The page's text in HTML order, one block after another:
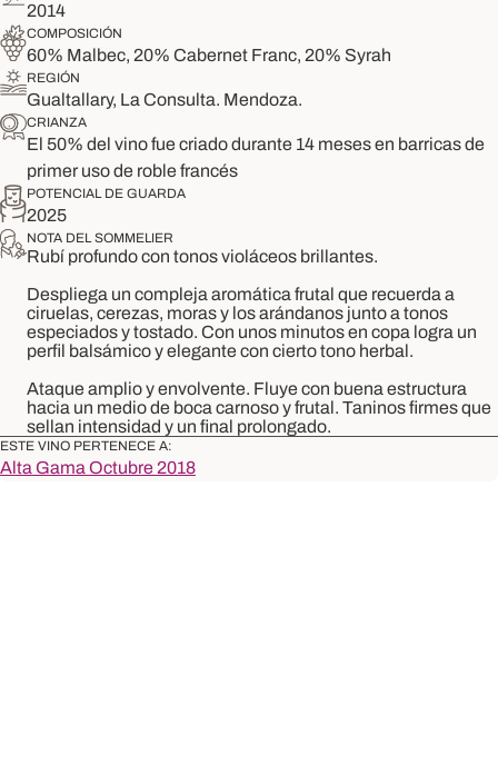
2014
COMPOSICIÓN
60% Malbec, 20% Cabernet Franc, 20% Syrah
REGIÓN
Gualtallary, La Consulta. Mendoza.
CRIANZA
El 50% del vino fue criado durante 14 meses en barricas de
primer uso de roble francés
POTENCIAL DE GUARDA
2025
NOTA DEL SOMMELIER
Rubí profundo con tonos violáceos brillantes.
Despliega un compleja aromática frutal que recuerda a
ciruelas, cerezas, moras y los arándanos junto a tonos
especiados y tostado. Con unos minutos en copa logra un
perfil balsámico y elegante con cierto tono herbal.
Ataque amplio y envolvente. Fluye con buena estructura
hacia un medio de boca carnoso y frutal. Taninos firmes que
sellan intensidad y un final prolongado.
ESTE VINO PERTENECE A:
Alta Gama Octubre 2018